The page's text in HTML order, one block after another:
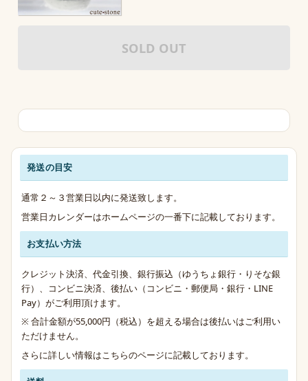
SOLD OUT
発送・お支払い・送料のご案内
発送の目安
通常２～３営業日以内に発送致します。
営業日カレンダーはホームページの一番下に記載しております。
お支払い方法
クレジット決済、代金引換、銀行振込（ゆうちょ銀行・りそな銀
行）、コンビニ決済、後払い（コンビニ・郵便局・銀行・LINE
Pay）がご利用頂けます。
※ 合計金額が55,000円（税込）を超える場合は後払いはご利用い
ただけません。
さらに詳しい情報は こちらのページに記載しております。